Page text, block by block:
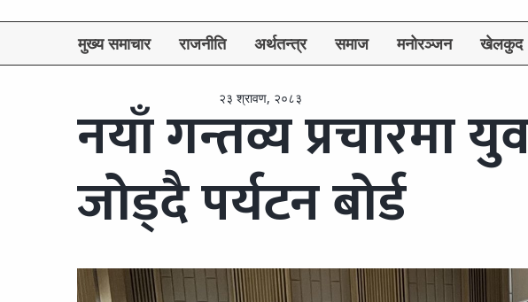
२३ श्रावण, २०८३
मुख्य समाचार राजनीति अर्थतन्त्र समाज मनोरञ्जन खेलकुद
नयाँ गन्तव्य प्रचारमा
जोड्दै पर्यटन बोर्ड